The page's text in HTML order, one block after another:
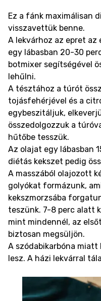
Ez a fánk maximálisan
visszavettük benne.
A lekvárhoz az epret
egy lábasban 20-30
botmixer segítségével
lehűlni.
A tésztához a túrót
tojásfehérjével és a
egybeszitáljuk,
összedolgozzuk a
hűtőbe tesszük.
Az olajat egy lábasban
diétás kekszet pedig
A masszából olajozott
golyókat formázunk,
kekszmorzsába
teszünk. 7-8 perc alatt
mint mindennél, az
biztosan megsüljön.
A szódabikarbóna
lesz. A házi lekvárral